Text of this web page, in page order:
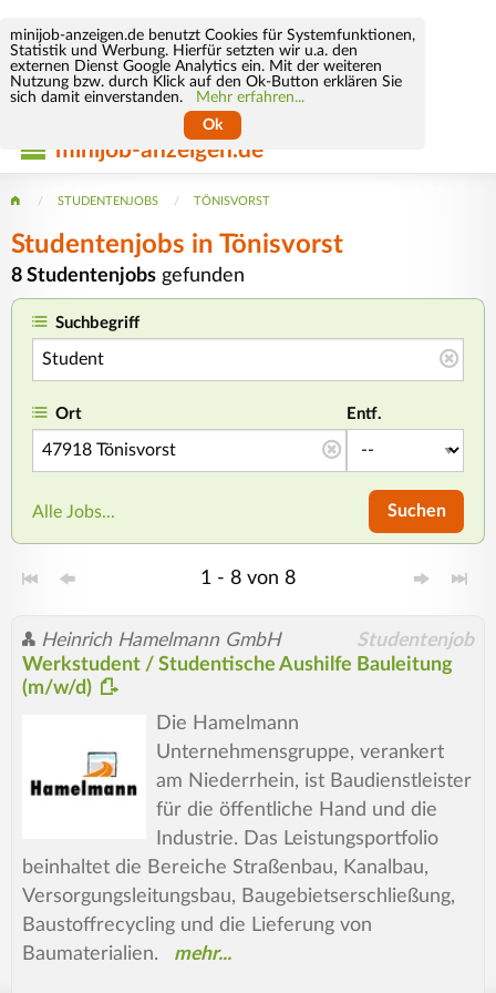
minijob-anzeigen.de benutzt Cookies für Systemfunktionen,
Statistik und Werbung. Hierfür setzten wir u.a. den
externen Dienst Google Analytics ein. Mit der weiteren
Nutzung bzw. durch Klick auf den Ok-Button erklären Sie
sich damit einverstanden.
Mehr erfahren...
Ok
minijob-anzeigen.de
STUDENTENJOBS TÖNISVORST
Studentenjobs in Tönisvorst
8 Studentenjobs gefunden
Suchbegriff
Ort Entf.
Alle Jobs... Suchen
1 - 8 von 8
Heinrich Hamelmann GmbH Studentenjob
Werkstudent / Studentische Aushilfe Bauleitung
(m/w/d)
Die Hamelmann
Unternehmensgruppe, verankert
am Niederrhein, ist Baudienstleister
für die öffentliche Hand und die
Industrie. Das Leistungsportfolio
beinhaltet die Bereiche Straßenbau, Kanalbau,
Versorgungsleitungsbau, Baugebietserschließung,
Baustoffrecycling und die Lieferung von
Baumaterialien.